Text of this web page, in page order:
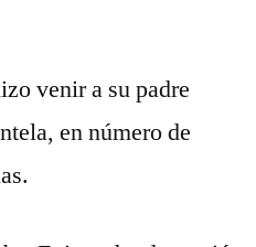
venir a su padre
en número de